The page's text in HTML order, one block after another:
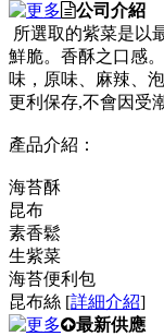
公司介紹
所選取的紫菜是以
鮮脆。香酥之口感
味，原味、麻辣、
更利保存,不會因受
產品介紹：
海苔酥
昆布
素香鬆
生紫菜
海苔便利包
昆布絲 [詳細介紹]
最新供應